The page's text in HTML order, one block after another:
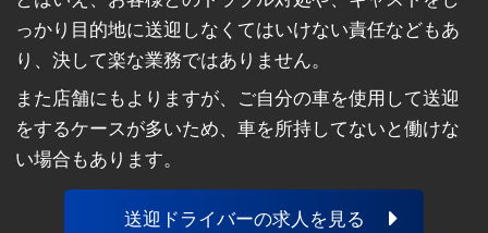
っかり目的地に送迎しなくてはいけない責任などもあ
り、決して楽な業務ではありません。
また店舗にもよりますが、ご自分の車を使用して送迎
をするケースが多いため、車を所持してないと働けな
い場合もあります。
送迎ドライバーの求人を見る